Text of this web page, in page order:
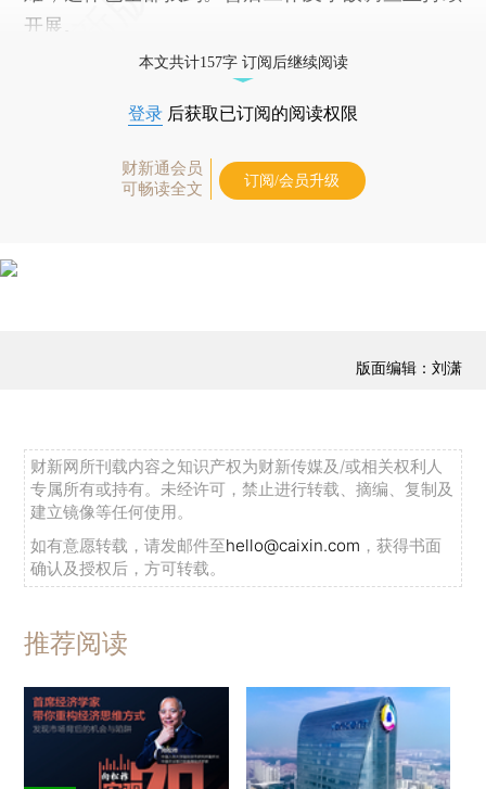
开展。
本文共计157字 订阅后继续阅读
登录 后获取已订阅的阅读权限
财新通会员
可畅读全文
订阅/会员升级
版面编辑：刘潇
财新网所刊载内容之知识产权为财新传媒及/或相关权利人
专属所有或持有。未经许可，禁止进行转载、摘编、复制及
建立镜像等任何使用。
如有意愿转载，请发邮件至hello@caixin.com ，获得书面
确认及授权后，方可转载。
推荐阅读